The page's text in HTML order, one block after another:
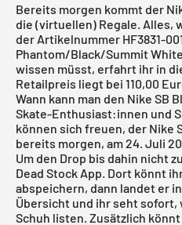
Bereits morgen kommt der
die (virtuellen) Regale. Alles,
der Artikelnummer HF3831-
Phantom/Black/Summit
wissen müsst, erfahrt ihr in
Retailpreis liegt bei 110,00
Wann kann man den Nike SB
Skate-Enthusiast:innen und
können sich freuen, der Nike
bereits morgen, am 24. Juli
Um den Drop bis dahin nicht
Dead Stock App. Dort könnt
abspeichern, dann landet er
Übersicht und ihr seht sofort,
Schuh listen. Zusätzlich